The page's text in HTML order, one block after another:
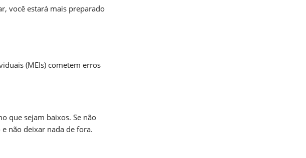
você estará mais preparado
(MEIs) cometem erros
que sejam baixos. Se não
não deixar nada de fora.